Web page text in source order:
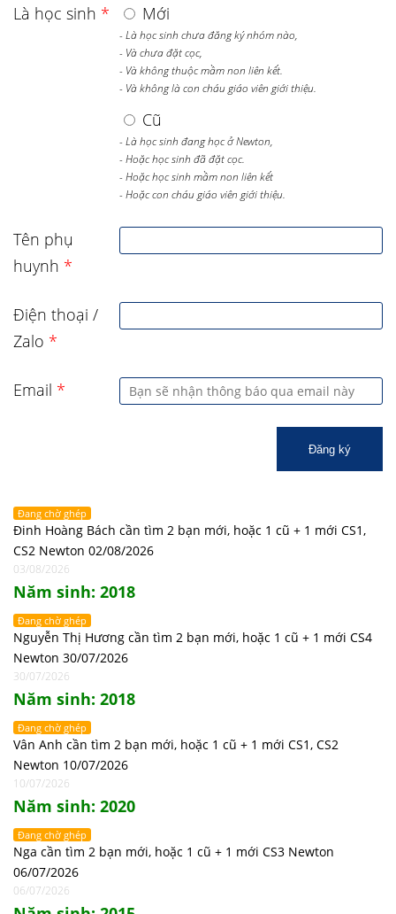
Là học sinh * Mới
- Là học sinh chưa đăng ký nhóm nào,
- Và chưa đặt cọc,
- Và không thuộc mầm non liên kết.
- Và không là con cháu giáo viên giới thiệu.
Cũ
- Là học sinh đang học ở Newton,
- Hoặc học sinh đã đặt cọc.
- Hoặc học sinh mầm non liên kết
- Hoặc con cháu giáo viên giới thiệu.
Tên phụ
huynh *
Điện thoại /
Zalo *
Email *
Đăng ký
Đang chờ ghép
Đinh Hoàng Bách cần tìm 2 bạn mới, hoặc 1 cũ + 1 mới CS1,
CS2 Newton 02/08/2026
03/08/2026
Năm sinh: 2018
Đang chờ ghép
Nguyễn Thị Hương cần tìm 2 bạn mới, hoặc 1 cũ + 1 mới CS4
Newton 30/07/2026
30/07/2026
Năm sinh: 2018
Đang chờ ghép
Vân Anh cần tìm 2 bạn mới, hoặc 1 cũ + 1 mới CS1, CS2
Newton 10/07/2026
10/07/2026
Năm sinh: 2020
Đang chờ ghép
Nga cần tìm 2 bạn mới, hoặc 1 cũ + 1 mới CS3 Newton
06/07/2026
06/07/2026